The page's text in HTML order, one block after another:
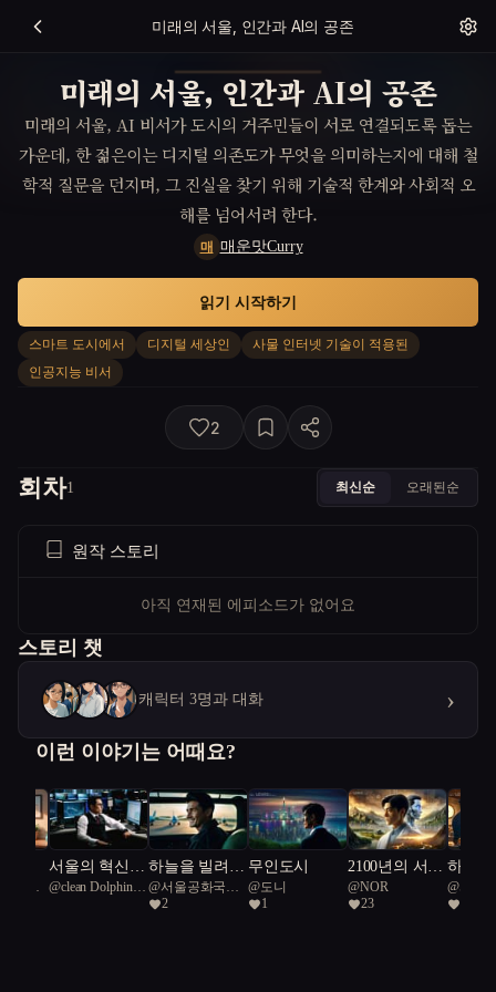
미래의 서울, 인간과 AI의 공존
미래의 서울, 인간과 AI의 공존
미래의 서울, AI 비서가 도시의 거주민들이 서로 연결되도록 돕는
가운데, 한 젊은이는 디지털 의존도가 무엇을 의미하는지에 대해 철
학적 질문을 던지며, 그 진실을 찾기 위해 기술적 한계와 사회적 오
해를 넘어서려 한다.
매 매운맛Curry
스마트 도시에서 디지털 세상인
사물 인터넷 기술이 적용된
인공지능 비서
읽기 시작하기
2
회차1 최신순 오래된순
원작 스토리
아직 연재된 에피소드가 없어요
스토리 챗
캐릭터 3명과 대화 ›
이런 이야기는 어때요?
국일
서울의 혁신
자, 미래를 설
@clean Dolphin
하늘을 빌려준
하루
@서울공화국일
급시민
2
무인도시
@도니
1
2100년의 서울.
임진왜란시대
의 조선을 구
@NOR
23
하늘
붕어빵
@서울
급시민